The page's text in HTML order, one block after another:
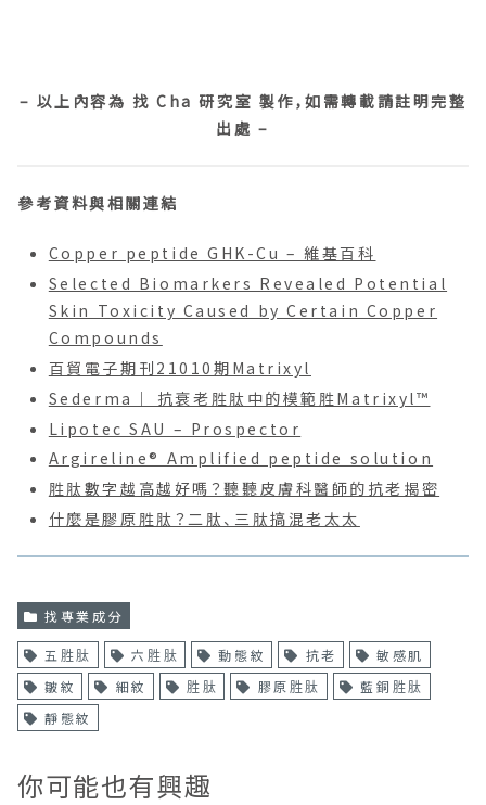
– 以上內容為 找 Cha 研究室 製作，如需轉載請註明完整
出處 –
參考資料與相關連結
Copper peptide GHK-Cu – 維基百科
Selected Biomarkers Revealed Potential
Skin Toxicity Caused by Certain Copper
Compounds
百貿電子期刊21010期Matrixyl
Sederma｜ 抗衰老胜肽中的模範胜Matrixyl™
Lipotec SAU – Prospector
Argireline® Amplified peptide solution
胜肽數字越高越好嗎？聽聽皮膚科醫師的抗老揭密
什麼是膠原胜肽？二肽、三肽搞混老太太
找專業成分
五胜肽 六胜肽 動態紋 抗老
敏感肌
皺紋
細紋 胜肽 膠原胜肽
藍銅胜肽
靜態紋
你可能也有興趣